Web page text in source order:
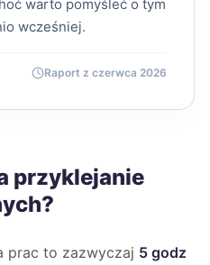
warto pomyśleć o tym
wcześniej.
Raport z czerwca 2026
przyklejanie
prac to zazwyczaj 5 godz